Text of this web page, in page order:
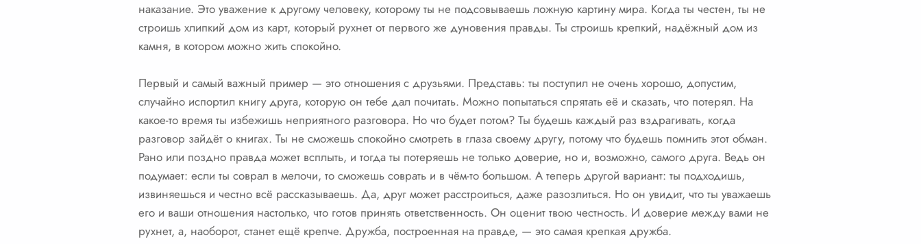
наказание. Это уважение к другому человеку, которому ты не подсовываешь ложную картину мира. Когда ты честен, ты не
строишь хлипкий дом из карт, который рухнет от первого же дуновения правды. Ты строишь крепкий, надёжный дом из
камня, в котором можно жить спокойно.
Первый и самый важный пример — это отношения с друзьями. Представь: ты поступил не очень хорошо, допустим,
случайно испортил книгу друга, которую он тебе дал почитать. Можно попытаться спрятать её и сказать, что потерял. На
какое-то время ты избежишь неприятного разговора. Но что будет потом? Ты будешь каждый раз вздрагивать, когда
разговор зайдёт о книгах. Ты не сможешь спокойно смотреть в глаза своему другу, потому что будешь помнить этот обман.
Рано или поздно правда может всплыть, и тогда ты потеряешь не только доверие, но и, возможно, самого друга. Ведь он
подумает: если ты соврал в мелочи, то сможешь соврать и в чём-то большом. А теперь другой вариант: ты подходишь,
извиняешься и честно всё рассказываешь. Да, друг может расстроиться, даже разозлиться. Но он увидит, что ты уважаешь
его и ваши отношения настолько, что готов принять ответственность. Он оценит твою честность. И доверие между вами не
рухнет, а, наоборот, станет ещё крепче. Дружба, построенная на правде, — это самая крепкая дружба.